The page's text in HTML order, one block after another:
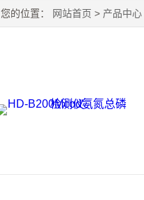
您的位置： 网站首页 > 产品中心